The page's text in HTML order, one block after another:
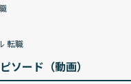
転職
ソード（動画）